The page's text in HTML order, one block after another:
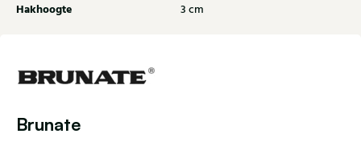
Hakhoogte 3 cm
Brunate